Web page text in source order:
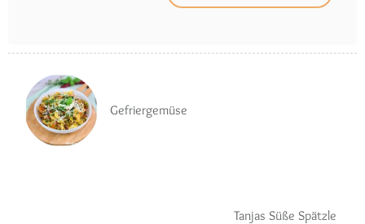
Gefriergemüse
Tanjas Süße Spätzle